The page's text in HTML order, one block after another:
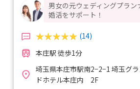
男女の元ウェディングプラン
婚活をサポート！
(14)
本庄駅 徒歩1分
埼玉県本庄市駅南2−2−1 埼玉グ
ドホテル本庄内 2F